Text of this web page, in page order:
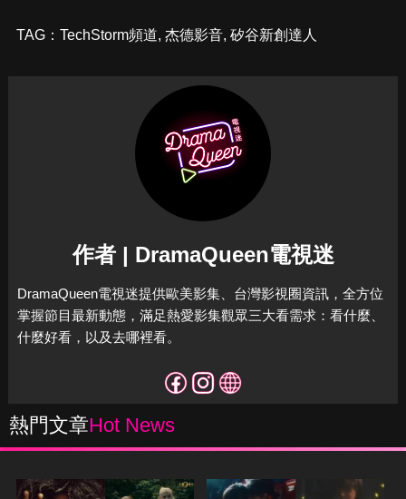
TAG： TechStorm頻道, 杰德影音, 矽谷新創達人
作者 | DramaQueen電視迷
DramaQueen電視迷提供歐美影集、台灣影視圈資訊，全方位
掌握節目最新動態，滿足熱愛影集觀眾三大看需求：看什麼、
什麼好看，以及去哪裡看。
熱門文章Hot News